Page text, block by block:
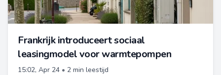
Frankrijk introduceert sociaal
leasingmodel voor warmtepompen
15:02, Apr 24 • 2 min leestijd